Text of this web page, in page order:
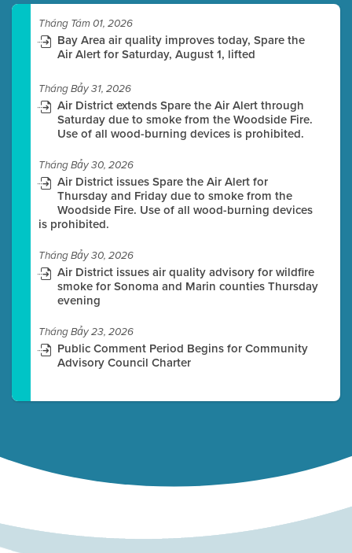
Tháng Tám 01, 2026
Bay Area air quality improves today, Spare the
Air Alert for Saturday, August 1, lifted
Tháng Bảy 31, 2026
Air District extends Spare the Air Alert through
Saturday due to smoke from the Woodside Fire.
Use of all wood-burning devices is prohibited.
Tháng Bảy 30, 2026
Air District issues Spare the Air Alert for
Thursday and Friday due to smoke from the
Woodside Fire. Use of all wood-burning devices
is prohibited.
Tháng Bảy 30, 2026
Air District issues air quality advisory for wildfire
smoke for Sonoma and Marin counties Thursday
evening
Tháng Bảy 23, 2026
Public Comment Period Begins for Community
Advisory Council Charter